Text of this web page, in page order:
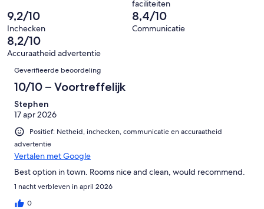
3377
beoordelingen
faciliteiten
9,2/10
Inchecken
8,4/10
Communicatie
8,2/10
Accuraatheid advertentie
Beoordelingen
Geverifieerde beoordeling
10/10 – Voortreffelijk
Stephen
17 apr 2026
Positief: Netheid, inchecken, communicatie en accuraatheid
advertentie
Vertalen met Google
Best option in town. Rooms nice and clean, would recommend.
1 nacht verbleven in april 2026
0